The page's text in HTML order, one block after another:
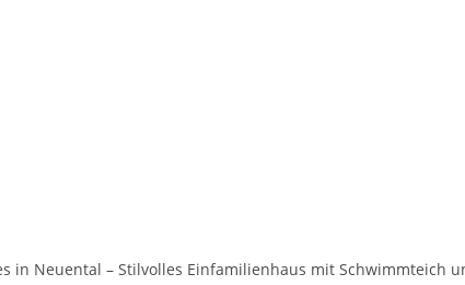
in Neuental – Stilvolles Einfamilienhaus mit Schwimmteich